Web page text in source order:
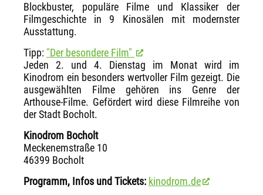
Blockbuster, populäre Filme und Klassiker der
Filmgeschichte in 9 Kinosälen mit modernster
Ausstattung.
Tipp: "Der besondere Film"
Jeden 2. und 4. Dienstag im Monat wird im
Kinodrom ein besonders wertvoller Film gezeigt. Die
ausgewählten Filme gehören ins Genre der
Arthouse-Filme. Gefördert wird diese Filmreihe von
der Stadt Bocholt.
Kinodrom Bocholt
Meckenemstraße 10
46399 Bocholt
Programm, Infos und Tickets: kinodrom.de